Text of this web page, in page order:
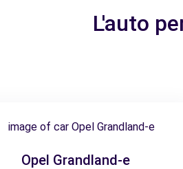
L'auto
Opel Grandland-e